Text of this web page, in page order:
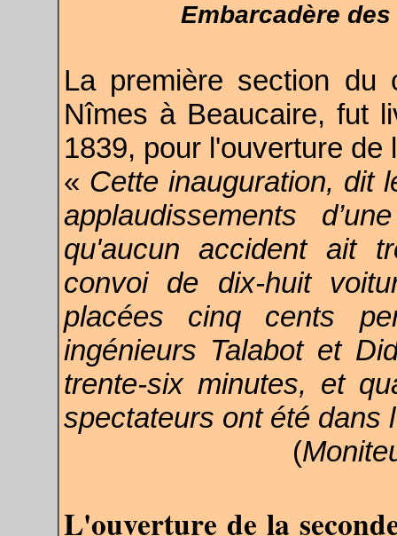
Embarcadère
La première section du
Nîmes à Beaucaire, fut
1839, pour l'ouverture de
« Cette inauguration, dit
applaudissements
qu'aucun accident ait
convoi de dix-huit
placées cinq cents
ingénieurs Talabot et
trente-six minutes, et
spectateurs ont été
(
L'ouverture de la